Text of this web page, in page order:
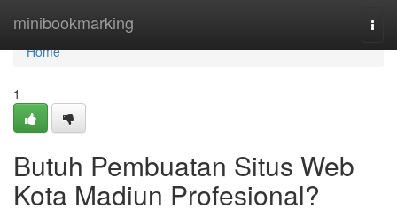
minibookmarking
Home
Home
1
Butuh Pembuatan Situs Web
Kota Madiun Profesional?